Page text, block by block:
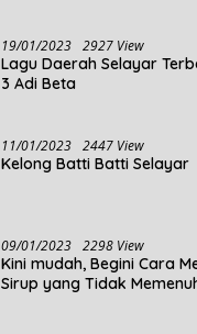
19/01/2023 2927 View
Lagu Daerah Selayar
3 Adi Beta
11/01/2023 2447 View
Kelong Batti Batti Selayar
09/01/2023 2298 View
Kini mudah, Begini Cara
Sirup yang Tidak